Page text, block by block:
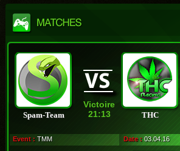
Spam-Team
Victoire
21:13
THC
Event : TMM Date : 03.04.16